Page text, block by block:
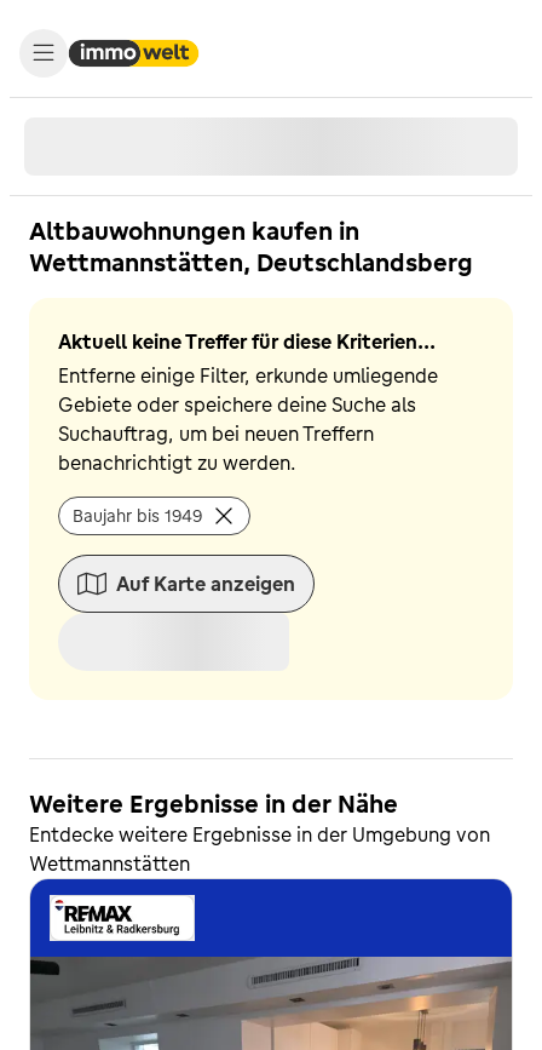
Altbauwohnungen kaufen in
Wettmannstätten, Deutschlandsberg
Aktuell keine Treffer für diese Kriterien...
Entferne einige Filter, erkunde umliegende
Gebiete oder speichere deine Suche als
Suchauftrag, um bei neuen Treffern
benachrichtigt zu werden.
Baujahr bis 1949
Auf Karte anzeigen
Weitere Ergebnisse in der Nähe
Entdecke weitere Ergebnisse in der Umgebung von
Wettmannstätten